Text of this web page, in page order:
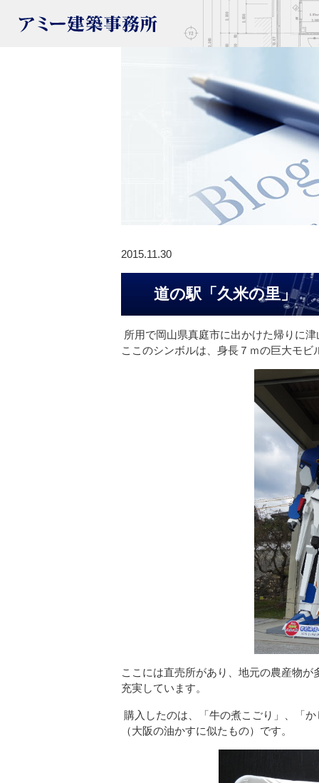
2015.11.30
道の駅「久米の里」
所用で岡山県真庭市に出かけた帰
ここのシンボルは、身長７ｍの巨大モ
ここには直売所があり、地元の農産物
充実しています。
購入したのは、「牛の煮こごり」、「
（大阪の油かすに似たもの）です。